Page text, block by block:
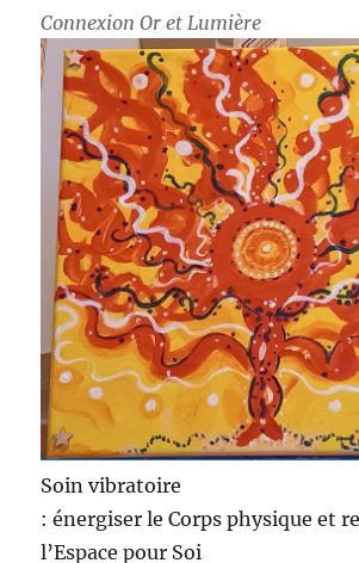
Connexion Or et Lumière
Soin vibratoire
: énergiser le Corps physique et
l’Espace pour Soi